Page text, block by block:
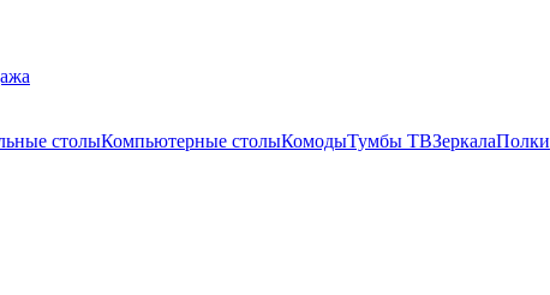
столыКомпьютерные столыКомодыТумбы ТВЗеркалаПолки